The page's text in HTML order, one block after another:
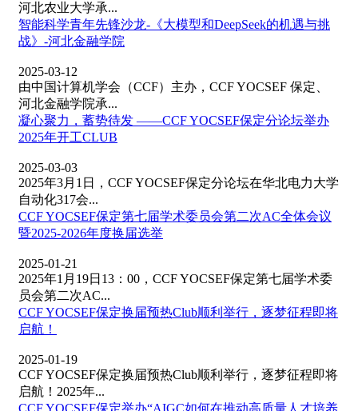
河北农业大学承...
智能科学青年先锋沙龙-《大模型和DeepSeek的机遇与挑
战》-河北金融学院
2025-03-12
由中国计算机学会（CCF）主办，CCF YOCSEF 保定、
河北金融学院承...
凝心聚力，蓄势待发 ——CCF YOCSEF保定分论坛举办
2025年开工CLUB
2025-03-03
2025年3月1日，CCF YOCSEF保定分论坛在华北电力大学
自动化317会...
CCF YOCSEF保定第七届学术委员会第二次AC全体会议
暨2025-2026年度换届选举
2025-01-21
2025年1月19日13：00，CCF YOCSEF保定第七届学术委
员会第二次AC...
CCF YOCSEF保定换届预热Club顺利举行，逐梦征程即将
启航！
2025-01-19
CCF YOCSEF保定换届预热Club顺利举行，逐梦征程即将
启航！2025年...
CCF YOCSEF保定举办“AIGC如何在推动高质量人才培养